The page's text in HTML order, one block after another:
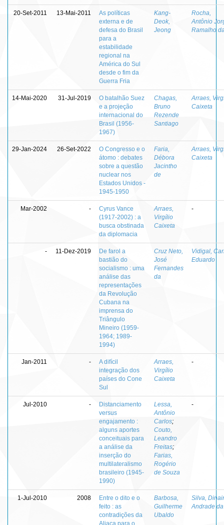
20-Set-2011 13-Mai-2011
As políticas
externa e de
defesa do Brasil
para a
estabilidade
regional na
América do Sul
desde o fim da
Guerra Fria
Kang-
Deok,
Jeong
Rocha,
Antônio
Ramalho
14-Mai-2020 31-Jul-2019
O batalhão Suez
e a projeção
internacional do
Brasil (1956-
1967)
Chagas,
Bruno
Rezende
Santiago
Arraes,
Caixeta
29-Jan-2024 26-Set-2022
O Congresso e o
átomo : debates
sobre a questão
nuclear nos
Estados Unidos -
1945-1950
Faria,
Débora
Jacintho
de
Arraes,
Caixeta
Mar-2002 -
Cyrus Vance
(1917-2002) : a
busca obstinada
da diplomacia
Arraes,
Virgílio
Caixeta
-
- 11-Dez-2019
De farol a
bastião do
socialismo : uma
análise das
representações
da Revolução
Cubana na
imprensa do
Triângulo
Mineiro (1959-
1964; 1989-
1994)
Cruz Neto,
José
Fernandes
da
Vidigal,
Eduardo
Jan-2011 -
A difícil
integração dos
países do Cone
Sul
Arraes,
Virgílio
Caixeta
-
Jul-2010 -
Distanciamento
versus
engajamento :
alguns aportes
conceituais para
a análise da
inserção do
multilateralismo
brasileiro (1945-
1990)
Lessa,
Antônio
Carlos;
Couto,
Leandro
Freitas;
Farias,
Rogério
de Souza
-
1-Jul-2010 2008
Entre o dito e o
feito : as
contradições da
Aliaça para o
Barbosa,
Guilherme
Ubaldo
Silva, Dinair
Andrade da